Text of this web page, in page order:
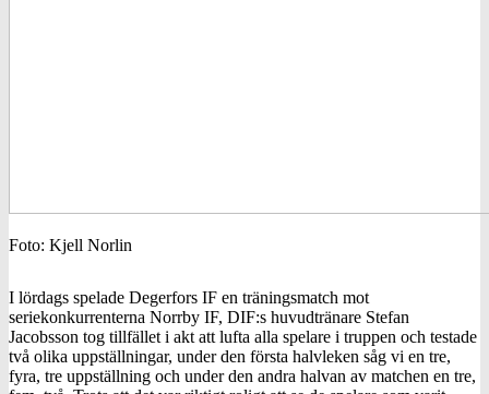
Foto: Kjell Norlin
I lördags spelade Degerfors IF en träningsmatch mot
seriekonkurrenterna Norrby IF, DIF:s huvudtränare Stefan
Jacobsson tog tillfället i akt att lufta alla spelare i truppen och testade
två olika uppställningar, under den första halvleken såg vi en tre,
fyra, tre uppställning och under den andra halvan av matchen en tre,